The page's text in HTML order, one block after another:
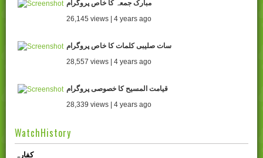
مبارک جمعہ کا خاص پروگرام
26,145 views | 4 years ago
سات صلیبی کلمات کا خاص پروگرام
28,557 views | 4 years ago
قیامت المسیح کا خصوصی پروگرام
28,339 views | 4 years ago
WatchHistory
کفارہ